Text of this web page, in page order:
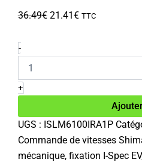
36.49€ Le
36.49€.
21.41€Le
21.41€.
TTC
-quantité
de
Commande
de
vitesses
Deore
SL-
M6100-
IR
+
UGS : ISLM6100IRA1P
Commande de vitesses
mécanique, fixation I-Spec